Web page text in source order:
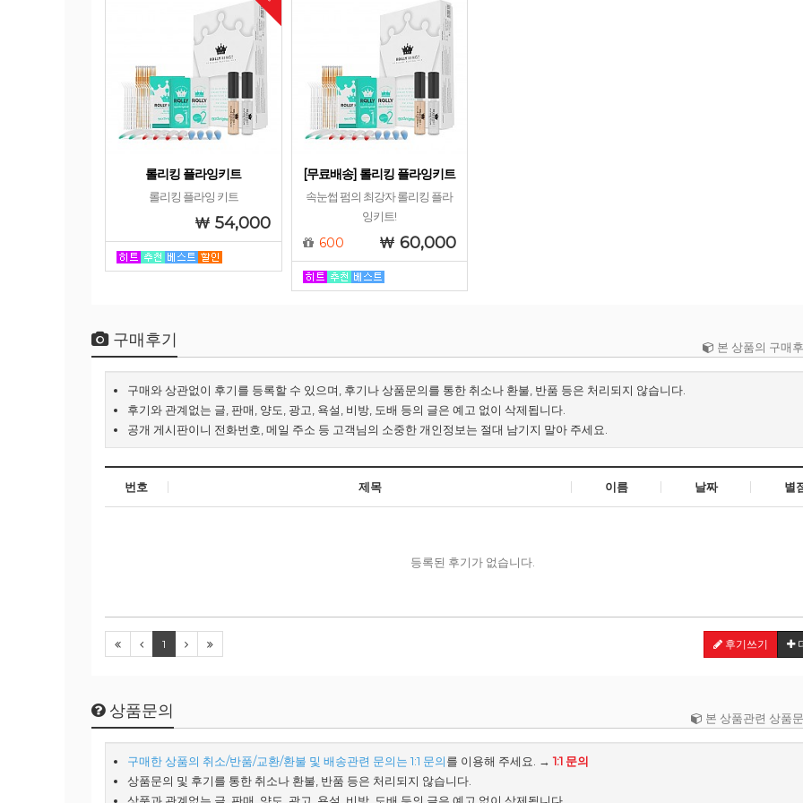
롤리킹 플라잉키트
롤리킹 플라잉 키트
54,000
[무료배송] 롤리킹 플라잉키트
속눈썹 펌의 최강자 롤리킹 플라
잉키트!
600 60,000
본 상품의 구매
구매후기
구매와 상관없이 후기를 등록할 수 있으며, 후기나 상품문의를 통한 취소나 환불, 반품 등은 처리되지 않습니다.
후기와 관계없는 글, 판매, 양도, 광고, 욕설, 비방, 도배 등의 글은 예고 없이 삭제됩니다.
공개 게시판이니 전화번호, 메일 주소 등 고객님의 소중한 개인정보는 절대 남기지 말아 주세요.
번호 제목 이름 날짜 별
등록된 후기가 없습니다.
1 후기쓰기
본 상품관련 상품
상품문의
구매한 상품의 취소/반품/교환/환불 및 배송관련 문의는 1:1 문의를 이용해 주세요. → 1:1 문의
상품문의 및 후기를 통한 취소나 환불, 반품 등은 처리되지 않습니다.